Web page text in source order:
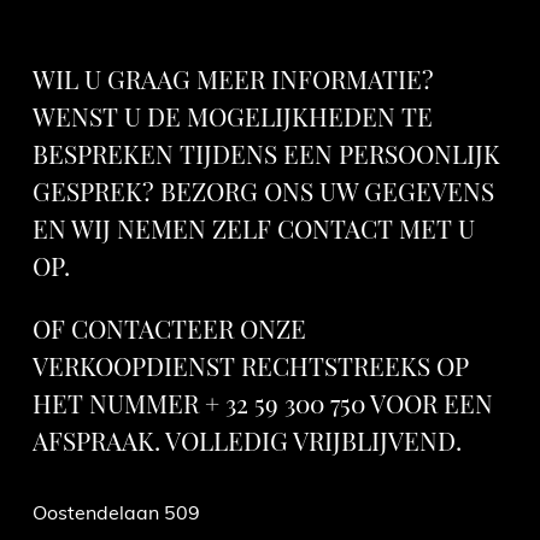
WIL U GRAAG MEER INFORMATIE?
WENST U DE MOGELIJKHEDEN TE
BESPREKEN TIJDENS EEN PERSOONLIJK
GESPREK? BEZORG ONS UW GEGEVENS
EN WIJ NEMEN ZELF CONTACT MET U
OP.
OF CONTACTEER ONZE
VERKOOPDIENST RECHTSTREEKS OP
HET NUMMER + 32 59 300 750 VOOR EEN
AFSPRAAK. VOLLEDIG VRIJBLIJVEND.
Oostendelaan 509